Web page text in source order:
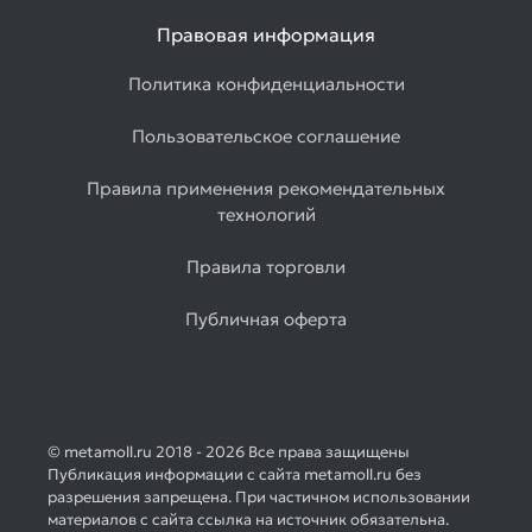
Правовая информация
Политика конфиденциальности
Пользовательское соглашение
Правила применения рекомендательных
технологий
Правила торговли
Публичная оферта
© metamoll.ru 2018 - 2026 Все права защищены
Публикация информации с сайта metamoll.ru без
разрешения запрещена. При частичном использовании
материалов с сайта ссылка на источник обязательна.